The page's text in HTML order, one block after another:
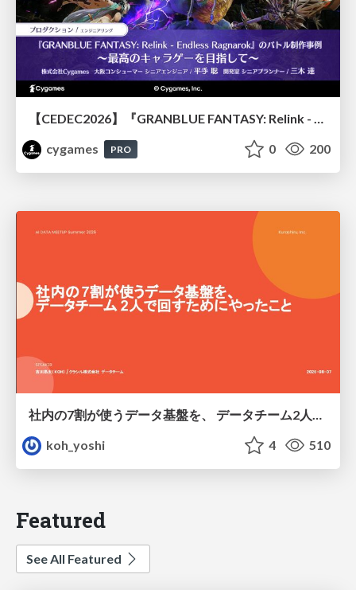
cygames
PRO 0 200
社内の7割が使うデータ基盤を、 データチーム2人で回すためにやったこと
koh_yoshi
4 510
Featured
See All Featured